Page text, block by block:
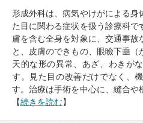
形成外科は、病気やけがによる身
た目に関わる症状を扱う診療科
膚を含む全身を対象に、交通事
と、皮膚のできもの、眼瞼下垂
天的な形の異常、あざ、わきが
す。見た目の改善だけでなく、
す。治療は手術を中心に、縫合や
【続きを読む】